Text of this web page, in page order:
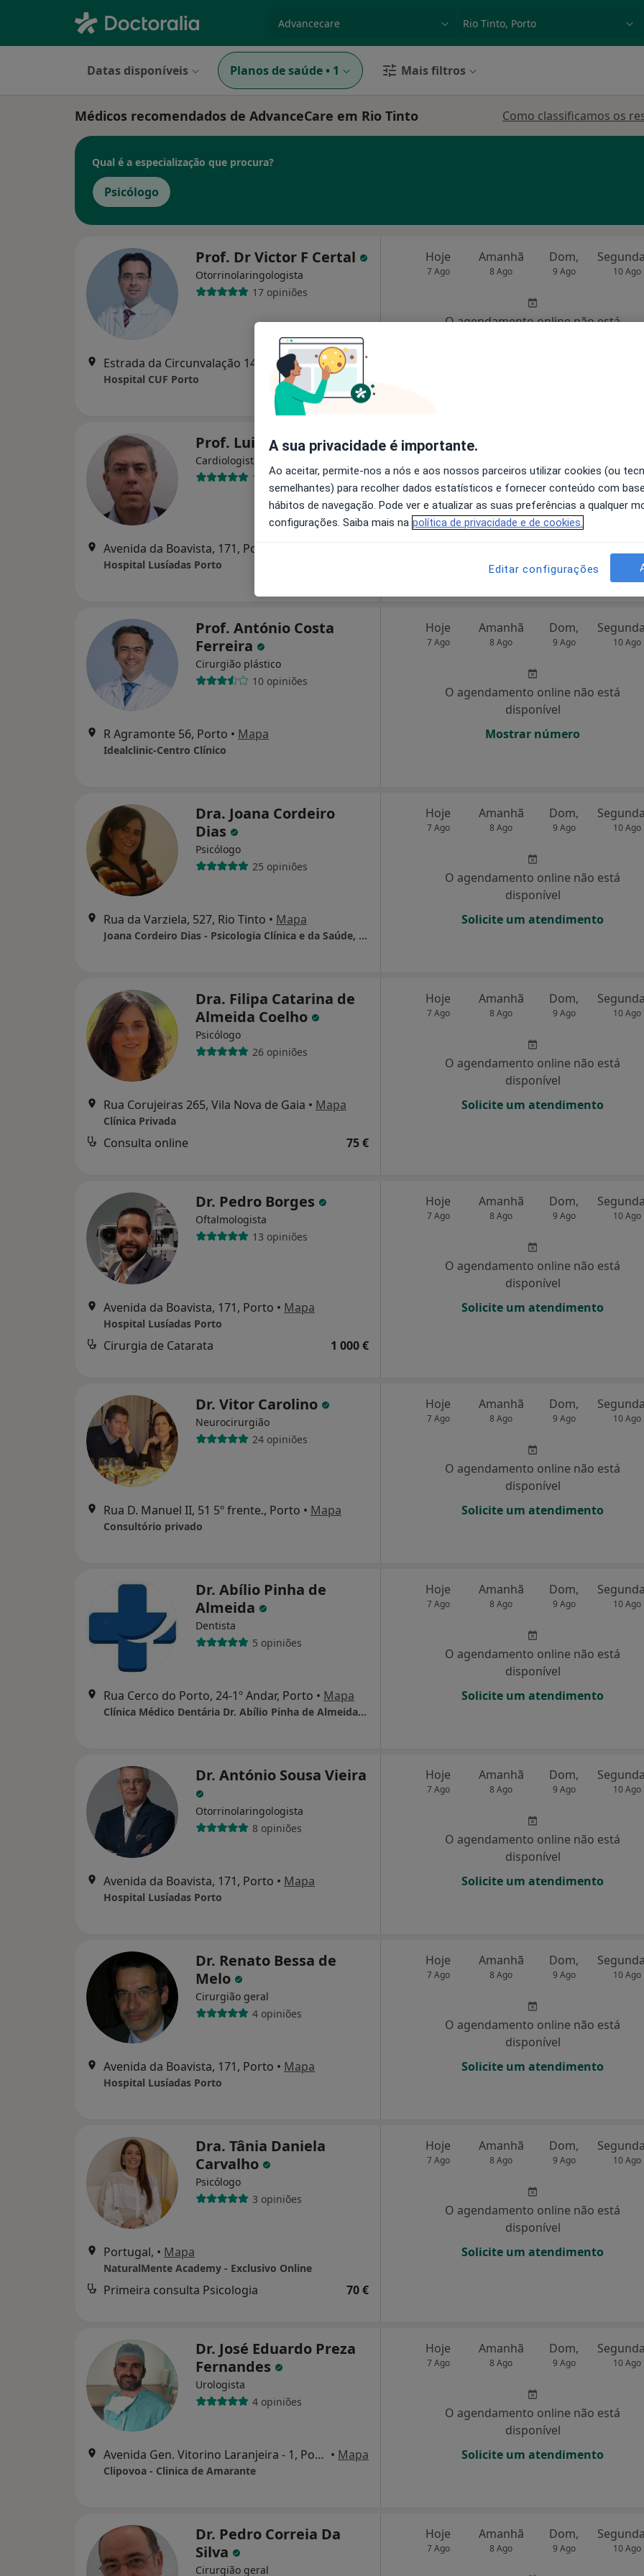
Datas disponíveis Planos de saúde • 1 Mais filtros
Médicos recomendados de AdvanceCare em Rio Tinto Como classificamos os
Qual é a especialização que procura?
Psicólogo
Prof. Dr Victor F Certal
Otorrinolaringologista
17 opiniões
Estrada da Circunvalação 14341, Porto•Mapa
Hospital CUF Porto
Hoje
7 Ago
Amanhã
8 Ago
Dom,
9 Ago 10 Ago
O agendamento online não está
Prof. Luis Moura
Cardiologista
11 opiniões
Avenida da Boavista, 171, Porto
Hospital Lusíadas Porto
Hoje
O agendamento online não está
disponível
Prof. António Costa
Ferreira
Cirurgião plástico
10 opiniões
R Agramonte 56, Porto • Mapa
Idealclinic-Centro Clínico
Hoje
7 Ago
Amanhã
8 Ago
Dom,
9 Ago 10 Ago
O agendamento online não está
disponível
Mostrar número
Dra. Joana Cordeiro
Dias
Psicólogo
25 opiniões
Rua da Varziela, 527, Rio Tinto • Mapa
Joana Cordeiro Dias - Psicologia Clínica e da Saúde, Psicoterapia & Mindfulness
Hoje
7 Ago
Amanhã
8 Ago
Dom,
9 Ago 10 Ago
O agendamento online não está
disponível
Solicite um atendimento
Dra. Filipa Catarina de
Almeida Coelho
Psicólogo
26 opiniões
Rua Corujeiras 265, Vila Nova de Gaia • Mapa
Clínica Privada
Consulta online 75 €
Hoje
7 Ago
Amanhã
8 Ago
Dom,
9 Ago 10 Ago
O agendamento online não está
disponível
Solicite um atendimento
Dr. Pedro Borges
Oftalmologista
13 opiniões
Avenida da Boavista, 171, Porto • Mapa
Hospital Lusíadas Porto
Cirurgia de Catarata 1 000 €
Hoje
7 Ago
Amanhã
8 Ago
Dom,
9 Ago 10 Ago
O agendamento online não está
disponível
Solicite um atendimento
Dr. Vitor Carolino
Neurocirurgião
24 opiniões
Rua D. Manuel II, 51 5º frente., Porto • Mapa
Consultório privado
Hoje
7 Ago
Amanhã
8 Ago
Dom,
9 Ago 10 Ago
O agendamento online não está
disponível
Solicite um atendimento
Dr. Abílio Pinha de
Almeida
Dentista
5 opiniões
Rua Cerco do Porto, 24-1º Andar, Porto • Mapa
Clínica Médico Dentária Dr. Abílio Pinha de Almeida, Lda
Hoje
7 Ago
Amanhã
8 Ago
Dom,
9 Ago 10 Ago
O agendamento online não está
disponível
Solicite um atendimento
Dr. António Sousa Vieira
Otorrinolaringologista
8 opiniões
Avenida da Boavista, 171, Porto • Mapa
Hospital Lusíadas Porto
Hoje
7 Ago
Amanhã
8 Ago
Dom,
9 Ago 10 Ago
O agendamento online não está
disponível
Solicite um atendimento
Dr. Renato Bessa de
Melo
Cirurgião geral
4 opiniões
Avenida da Boavista, 171, Porto • Mapa
Hospital Lusíadas Porto
Hoje
7 Ago
Amanhã
8 Ago
Dom,
9 Ago 10 Ago
O agendamento online não está
disponível
Solicite um atendimento
Dra. Tânia Daniela
Carvalho
Psicólogo
3 opiniões
Portugal, • Mapa
NaturalMente Academy - Exclusivo Online
Primeira consulta Psicologia 70 €
Hoje
7 Ago
Amanhã
8 Ago
Dom,
9 Ago 10 Ago
O agendamento online não está
disponível
Solicite um atendimento
Dr. José Eduardo Preza
Fernandes
Urologista
4 opiniões
Avenida Gen. Vitorino Laranjeira - 1, Porto • Mapa
Clipovoa - Clinica de Amarante
Hoje
7 Ago
Amanhã
8 Ago
Dom,
9 Ago 10 Ago
O agendamento online não está
disponível
Solicite um atendimento
Dr. Pedro Correia Da
Silva
Cirurgião geral
Hoje
7 Ago
Amanhã
8 Ago
Dom,
9 Ago 10 Ago
A sua privacidade é importante.
Ao aceitar, permite-nos a nós e aos nossos parceiros utilizar cookies (ou
semelhantes) para recolher dados estatísticos e fornecer conteúdo com
hábitos de navegação. Pode ver e atualizar as suas preferências a qualquer
configurações. Saiba mais na política de privacidade e de cookies.
Editar configurações